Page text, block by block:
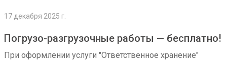
17 декабря 2025 г.
Погрузо-разгрузочные работы — бесплатно!
При оформлении услуги "Ответственное хранение"